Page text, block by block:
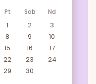
Pt Sob Nd
1 2
3
8 9
10
15 16
17
22 23
24
29 30